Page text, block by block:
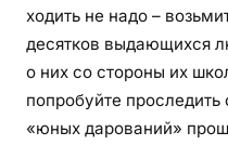
ходить не надо –
десятков выдающихся
о них со стороны их
попробуйте
«юных дарований»